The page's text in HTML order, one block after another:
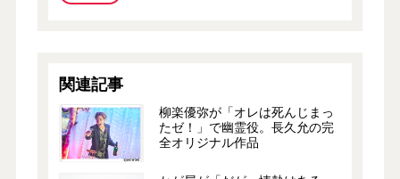
関連記事
柳楽優弥が「オレは死んじまっ
たゼ！」で幽霊役。長久允の完
全オリジナル作品